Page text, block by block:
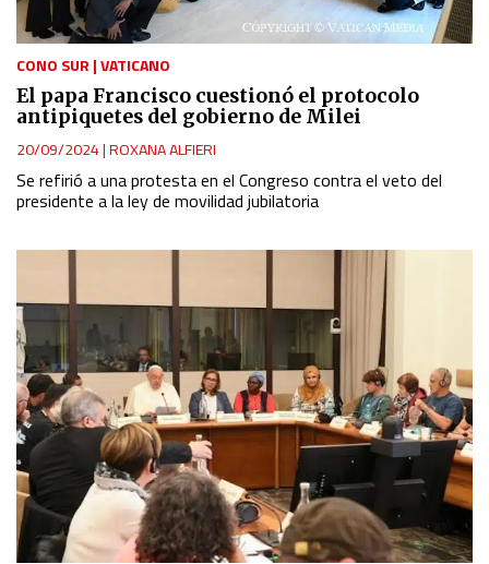
CONO SUR |VATICANO
El papa Francisco cuestionó el protocolo
antipiquetes del gobierno de Milei
20/09/2024|ROXANA ALFIERI
Se refirió a una protesta en el Congreso contra el veto del
presidente a la ley de movilidad jubilatoria